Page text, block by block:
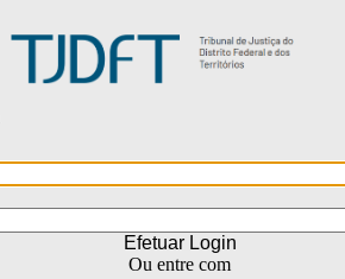
Efetuar Login
Ou entre com